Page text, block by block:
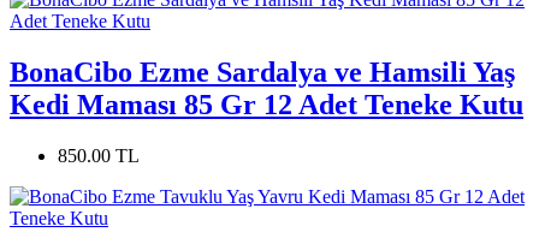
BonaCibo Ezme Sardalya ve Hamsili Yaş
Kedi Maması 85 Gr 12 Adet Teneke Kutu
850.00 TL